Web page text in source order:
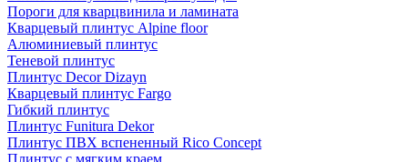
Пороги для кварцвинила и ламината
Кварцевый плинтус Alpine floor
Алюминиевый плинтус
Теневой плинтус
Плинтус Decor Dizayn
Кварцевый плинтус Fargo
Гибкий плинтус
Плинтус Funitura Dekor
Плинтус ПВХ вспененный Rico Concept
Плинтус с мягким краем